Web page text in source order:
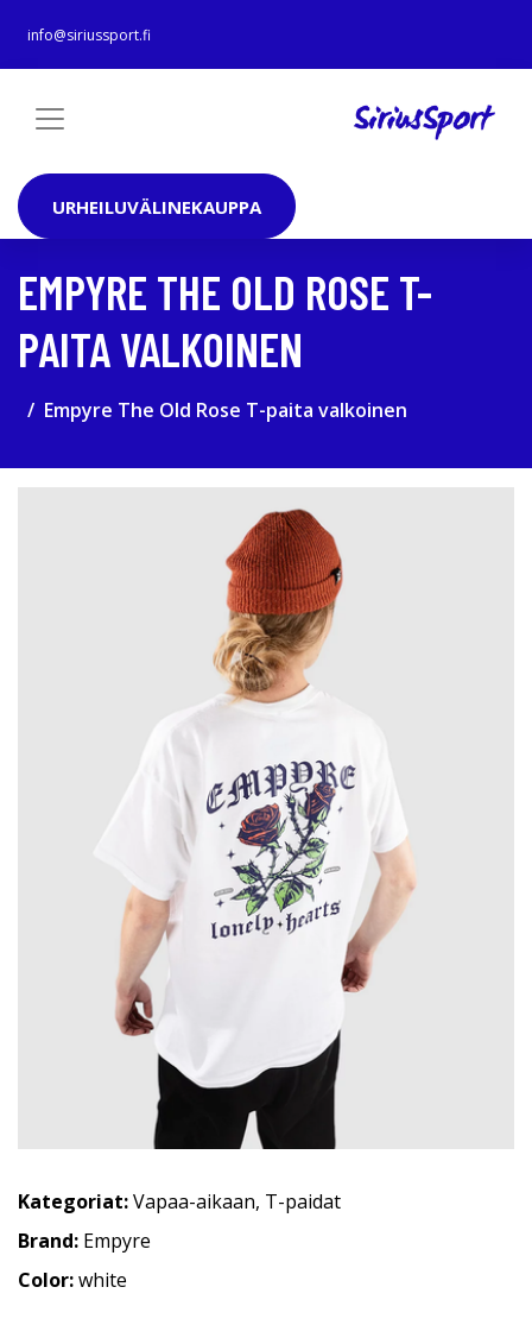
info@siriussport.fi
URHEILUVÄLINEKAUPPA
EMPYRE THE OLD ROSE T-
PAITA VALKOINEN
Empyre The Old Rose T-paita valkoinen
Kategoriat:Vapaa-aikaan, T-paidat
Brand: Empyre
Color:white